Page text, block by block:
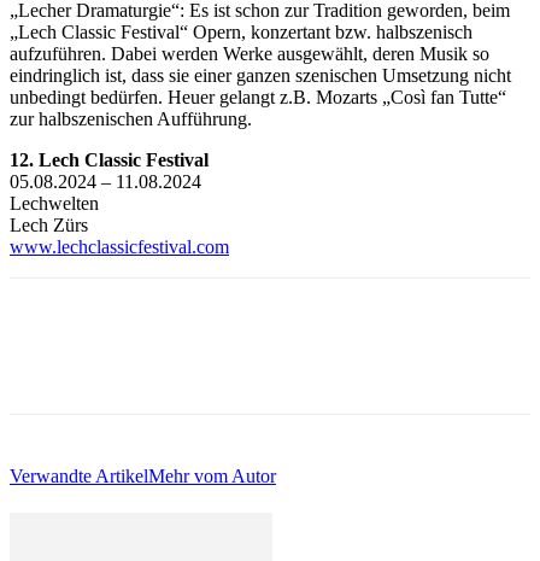
„Lecher Dramaturgie“: Es ist schon zur Tradition geworden, beim
„Lech Classic Festival“ Opern, konzertant bzw. halbszenisch
aufzuführen. Dabei werden Werke ausgewählt, deren Musik so
eindringlich ist, dass sie einer ganzen szenischen Umsetzung nicht
unbedingt bedürfen. Heuer gelangt z.B. Mozarts „Così fan Tutte“
zur halbszenischen Aufführung.
12. Lech Classic Festival
05.08.2024 – 11.08.2024
Lechwelten
Lech Zürs
www.lechclassicfestival.com
Verwandte ArtikelMehr vom Autor